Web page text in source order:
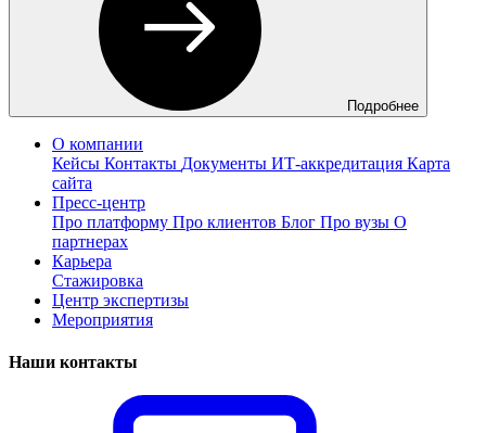
Подробнее
О компании
Кейсы Контакты Документы ИТ-аккредитация Карта
сайта
Пресс-центр
Про платформу Про клиентов Блог Про вузы О
партнерах
Карьера
Стажировка
Центр экспертизы
Мероприятия
Наши контакты